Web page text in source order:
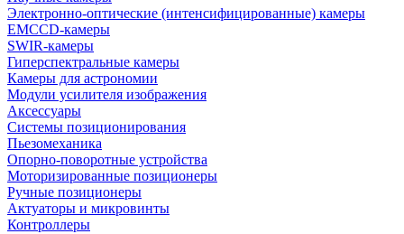
Электронно-оптические (интенсифицированные) камеры
EMCCD-камеры
SWIR-камеры
Гиперспектральные камеры
Камеры для астрономии
Модули усилителя изображения
Аксессуары
Системы позиционирования
Пьезомеханика
Опорно-поворотные устройства
Моторизированные позиционеры
Ручные позиционеры
Актуаторы и микровинты
Контроллеры